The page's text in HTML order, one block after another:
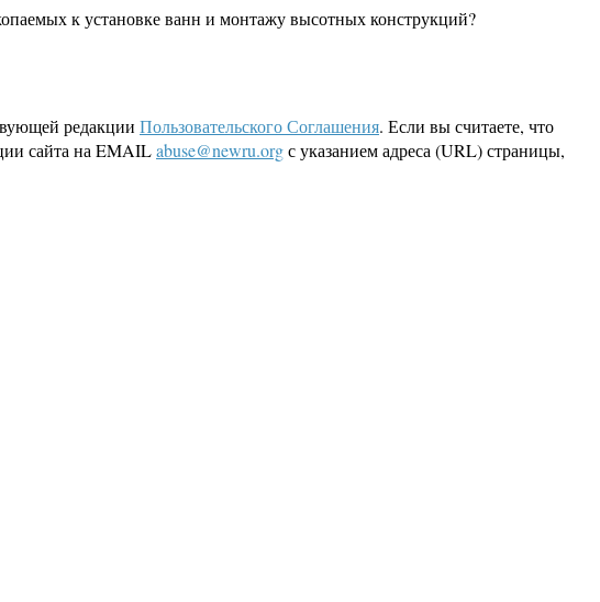
к установке ванн и монтажу высотных конструкций?
редакции Пользовательского Соглашения. Если вы считаете, что
сайта на EMAILabuse@newru.orgс указанием адреса (URL) страницы,